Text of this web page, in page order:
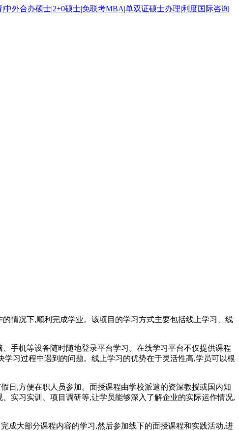
情况下,顺利完成学业。该项目的学习方式主要包括线上学习、线
手机等设备随时随地登录平台学习。在线学习平台不仅提供课程
习过程中遇到的问题。线上学习的优势在于灵活性高,学员可以根
日,方便在职人员参加。面授课程由学校派遣的资深教授或国内知
实习实训、项目调研等,让学员能够深入了解企业的实际运作情况,
成大部分课程内容的学习,然后参加线下的面授课程和实践活动,进